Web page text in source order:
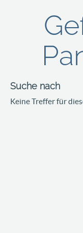
Suche nach
Keine Treffer für